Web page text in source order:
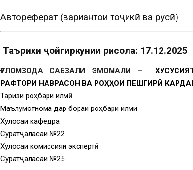
Автореферат (вариантҳои тоҷикӣ ва русӣ)
Таърихи ҷойгиркунии рисола: 17.12.2025
ҒУЛОМЗОДА САБЗАЛИ ЭМОМАЛИ –
РАФТОРИ НАВРАСОН ВА РОҲҲОИ ПЕШГИРӢ
Тақризи роҳбари илмӣ
Маълумотнома дар бораи роҳбари илми
Хулосаи кафедра
Суратҷаласаи №22
Хулосаи комиссияи экспертӣ
Суратҷаласаи №25